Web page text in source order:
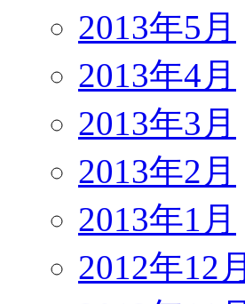
2013年5月
2013年4月
2013年3月
2013年2月
2013年1月
2012年12月